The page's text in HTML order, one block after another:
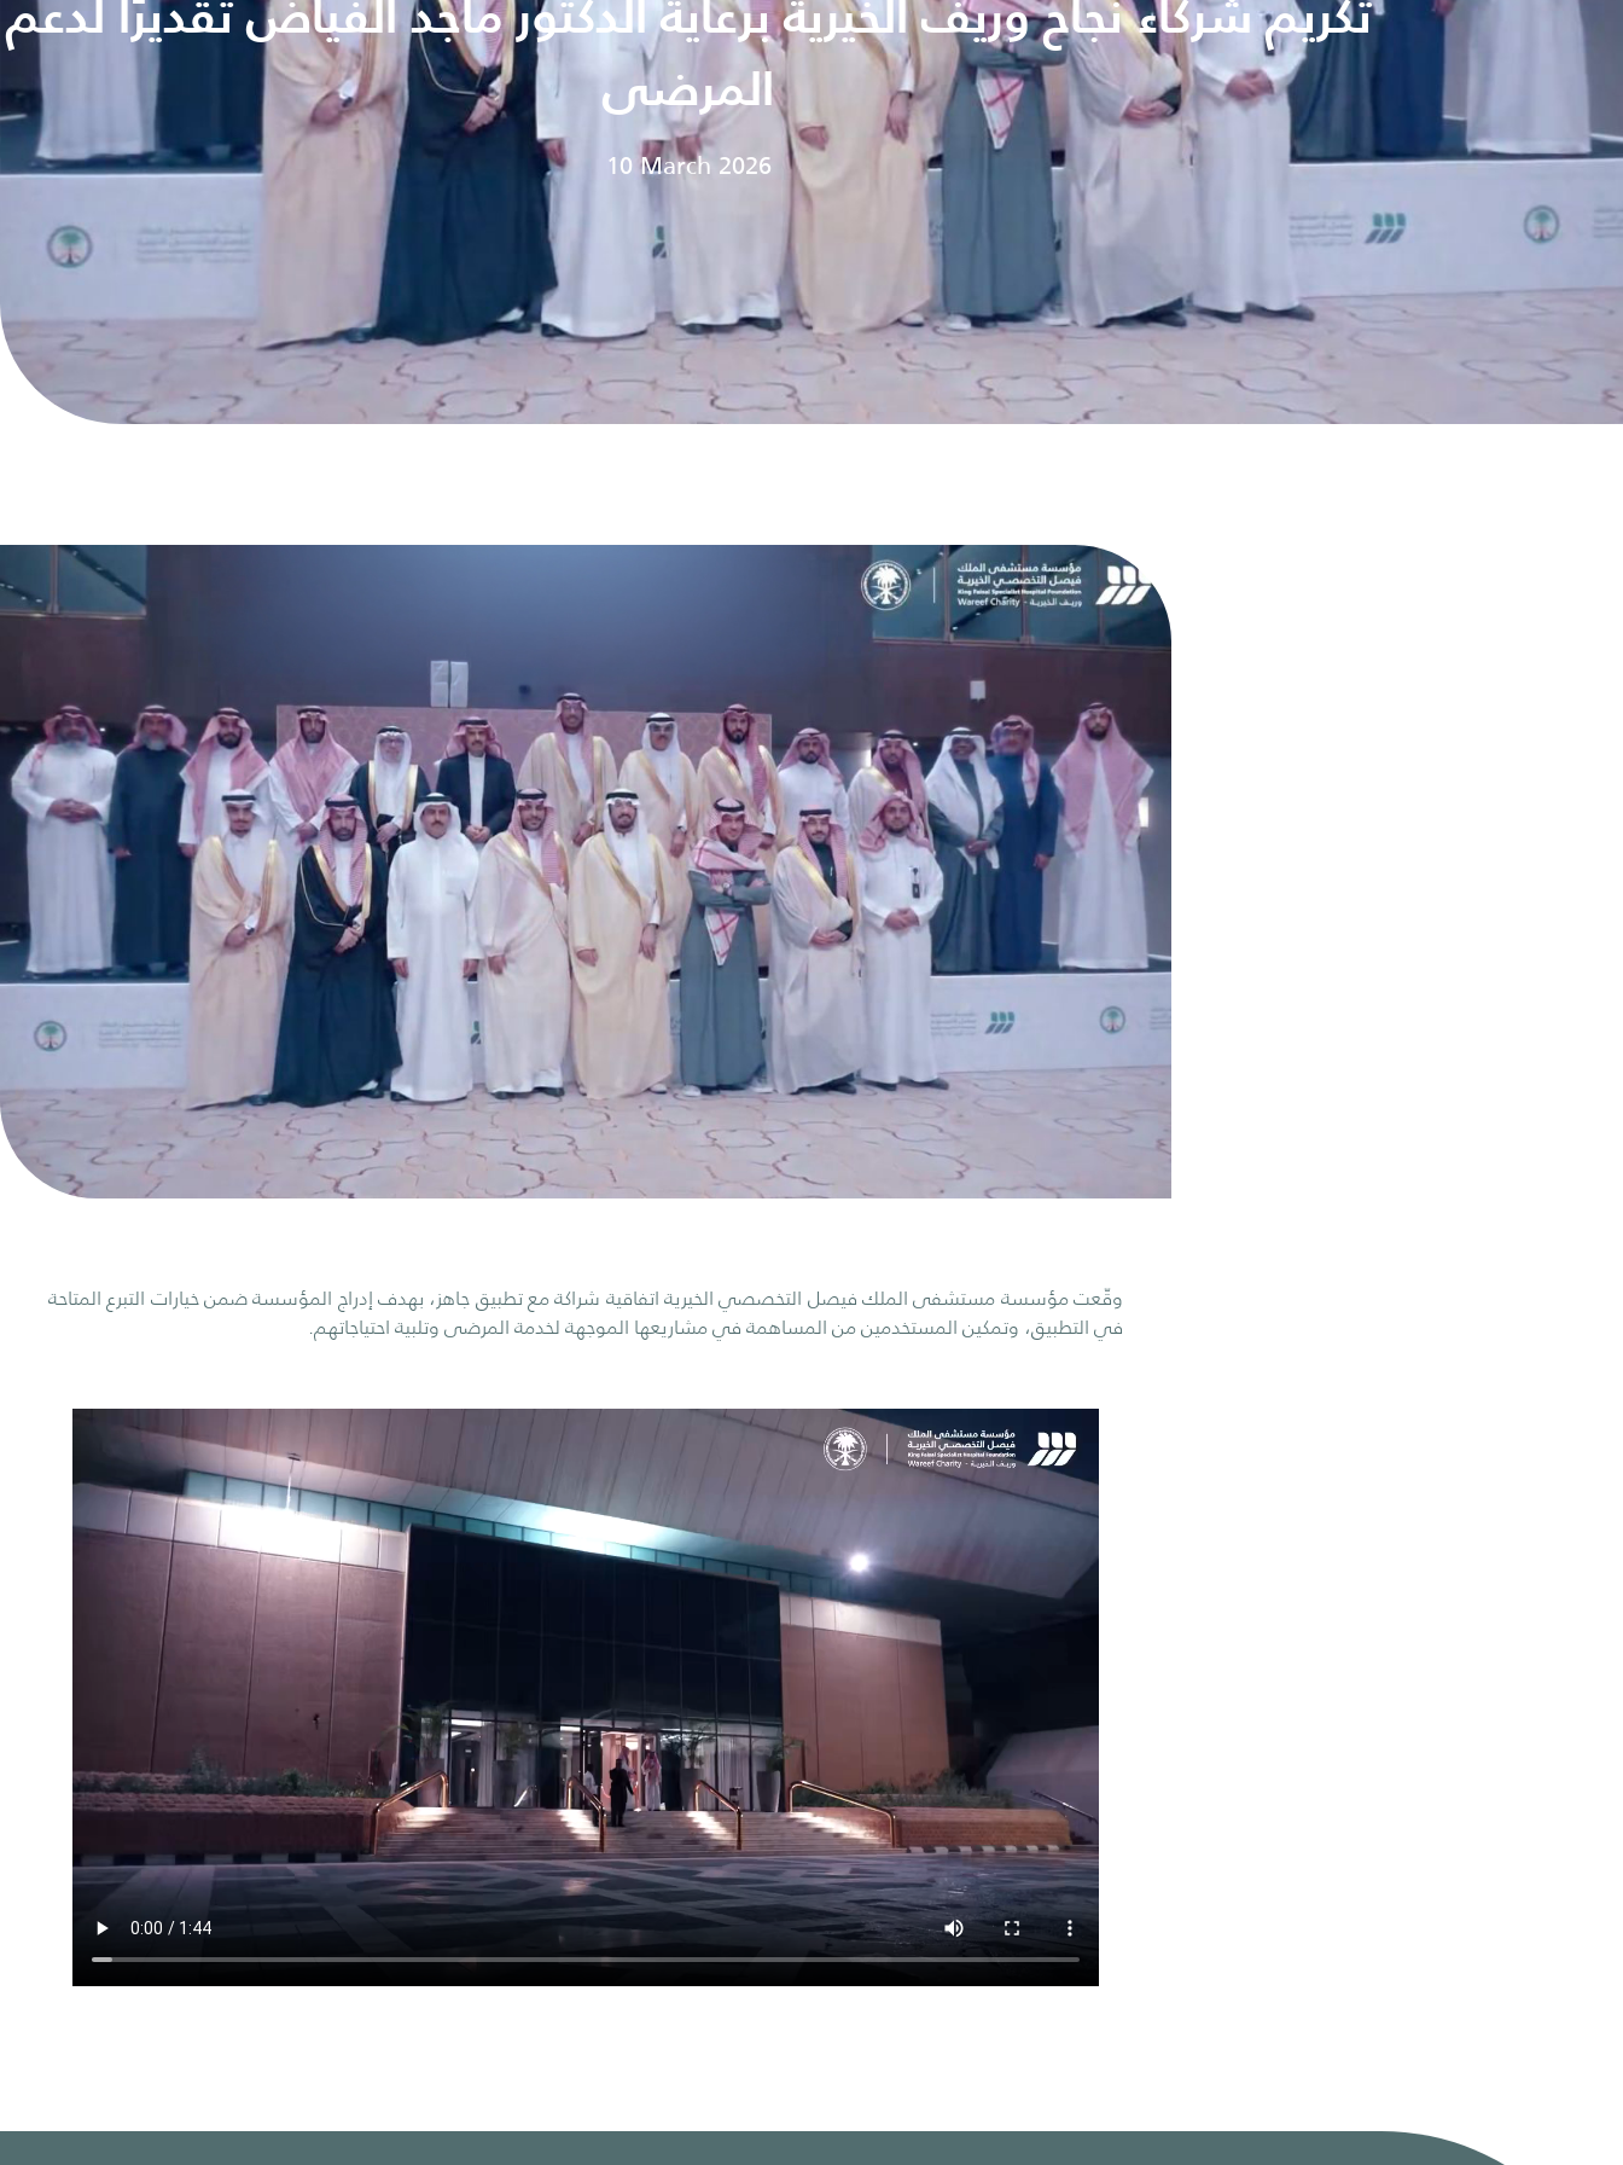
المرضى
10 March 2026
وقّعت مؤسسة مستشفى الملك فيصل التخصصي الخيرية اتفاقية شراكة مع تطبيق جاهز، بهدف إدراج المؤسسة ضمن خيارات التبرع المتاحة
في التطبيق، وتمكين المستخدمين من المساهمة في مشاريعها الموجهة لخدمة المرضى وتلبية احتياجاتهم.